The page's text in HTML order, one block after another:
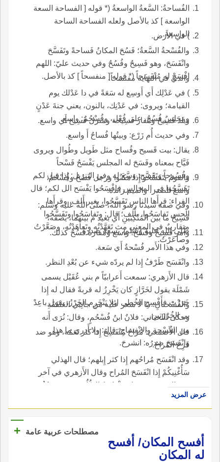
الفُساحةُ: السَّعةُ الواسعةُ (* قوله [ الفساحة السعة
الواسعة ] كذ بالأصل ولعله الفساحة الساحة
الواسعة.
) في الأَرض.
والفُسْحةُ السَّعةُ؛ فَسُحَ المكانُ فَساحةً وتَفَسَّحَ
وانْفَسَحَ، وهو فَسِيحٌ وفُسُحٌ وفي حديث عليّ: اللهم
افْسَحْ له مُنْفَسَحاً (* قوله [ منفسحاً ] كذ بالأصل.
والذي في النهاية مفتسحاً.
) في عَدْلِك أَي أَوسِع له سَعَةً في دا عَدْلك يوم
القيامة؛ ويروى: في عَدْنِك، بالنون، يعني جنةَ عَدْنٍ
ومَجَلِسٌ فُسُحٌ، على فُعْل، وفُسْحُمٌ: واسع.
وبلد فَسِيحٌ ومَفاز فَسِيحة ومنزل فَسِيح أَي واسع.
وفي حديث أُم زَرْع: وبيتُها فُساحٌ أَ واسع.
يقال: بيت فَسيح وفُساح مثل طَويل وطُوال ويروى
فَيَّاح بمعناه وفَسَحَ له المجلس يَفْسَحُ فَسْحاً
وفُسُوحاً وتَفَسَّح: وَسَّع له وفي التنزيل: إِذا قيل لكم
تَفَسَّحُوا في المجالس فافْسَحُوا يَفْسَح الل لكم؛ قال
الفراء: قرأَها الناس تَفَسَّحُوا، بغير أَلف، وقرأَها
الحس تَفاسَحُوا، بأَلف؛ قال: وتَفاسَحُوا وتَفَسَّحُوا
متقاربٌ في المعنى مث تَعَهَّدْتُه وتَعاهَدْتُه، وصَعَّرْتُ
وصاعَرْتُ.
والقومُ يَتَفَسَّحُو إِذا مَكَنُوا ورجل فُسُحٌ وفُسْحُمٌ:
واسع الصدر، والميم زائدة.
وفي صفة سيدنا رسو الله، صلى الله عليه وسلم:
فَسِيحُ ما بين المَنْكِبَينِ أَي بعيد م بينهما، يصفه،
صلى الله عليه وسلم، بسعة صدره.
وأَمر فَسِيحٌ وفُسُحٌ: واسع ومفازة فُسُحٌ كذلك.
وفي هذا الأَمر فُسْحةٌ أَي سَعة.
وانْفَسَح طَرْفُ إِذا لم يردّه شيء عن بُعْدِ النظر.
قال الأَزهري: سمعت أَعرابيّاً م بني عُقَيْل يسمى
شَمْلَة يقول لخَرَّازٍ كان يَخْرِزُ له قربةً فقال له إِذا
خَرَزْت فأَفْسِحِ الخُطى لئلا يَنْخَرِم الخَرْزُ، يقول باعِدْ
بي الخُرْزَتين.
والفُسْحتانِ: ما لا شعر عليه من جانِبَي العَنْفَقَةِ
وحكى اللحياني: فلانٌ ابنُ فُسْحُمٍ، وقال: نُرَى أَنه
من الفُسْحة والانْفِساحِ، قال: ولا أَدري ما هذا
وانْفَسَحَ صدرُه: انشرحَ.
قال الأَصمعي: مُراحٌ مُنْفَسِحٌ إِذا كثر نَعَمُه، وهو ضد
قَرِعَ المُراحُ.
وقد انْفَسَح مُراحُهم إِذا كثر إِبلهم؛ قال الهذلي
سَأُغْنِيكُمْ إِذا انْفَسَحَ المُراح وقال الأَزهري في آخر
هذه الترجمة: وجمل مَفْسُوحُ الضُّلُوع بمعن مَسْفُوحٍ
يَسْفَح في الأَرض سَفْحاً؛ قال حُمَيْدُ بن ثور فَقَرَّبْتُ
مَسْفوحاً لِرَحْلي، كأَن قَرَى ضِلَعٍ، قَيْدامُها وصَعُودُه.
عرض المزيد
مصطلحات عربية عامة
+
أفسح المكان/ أفسح
له المكان